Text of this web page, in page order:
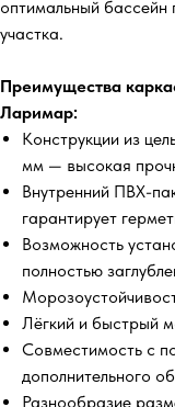
оптимальный бассейн
участка.
Преимущества
Ларимар:
Конструкции из
мм — высокая
Внутренний ПВХ-
гарантирует
Возможность
полностью
Лёгкий и быстрый
Совместимость с
дополнительного
Разнообразие